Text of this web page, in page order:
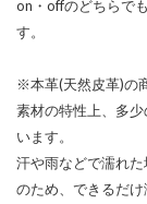
on・offのどちらで
す。
※本革(天然皮革)の
素材の特性上、多
います。
汗や雨などで濡れ
のため、できるだけ